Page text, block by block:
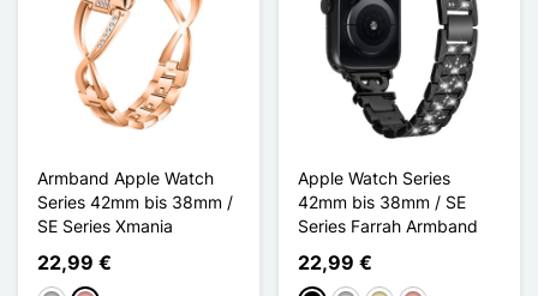
Armband Apple Watch
Series 42mm bis 38mm /
SE Series Xmania
22,99 €
Apple Watch Series
42mm bis 38mm / SE
Series Farrah Armband
22,99 €